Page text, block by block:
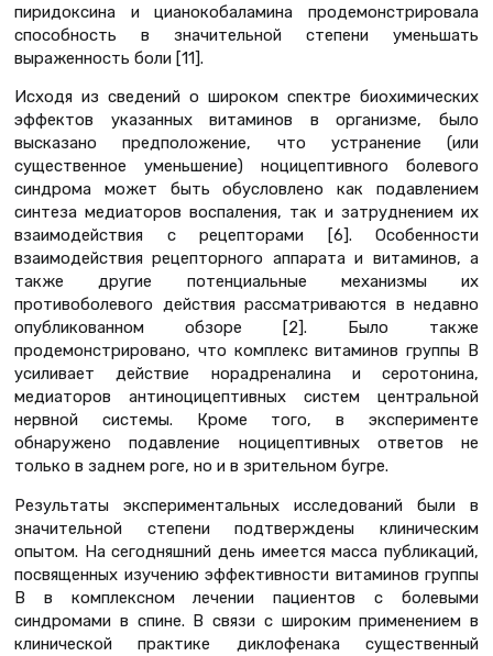
пиридоксина и цианокобаламина продемонстрировала
способность в значительной степени уменьшать
выраженность боли [11].
Исходя из сведений о широком спектре биохимических
эффектов указанных витаминов в организме, было
высказано предположение, что устранение (или
существенное уменьшение) ноцицептивного болевого
синдрома может быть обусловлено как подавлением
синтеза медиаторов воспаления, так и затруднением их
взаимодействия с рецепторами [6]. Особенности
взаимодействия рецепторного аппарата и витаминов, а
также другие потенциальные механизмы их
противоболевого действия рассматриваются в недавно
опубликованном обзоре [2]. Было также
продемонстрировано, что комплекс витаминов группы В
усиливает действие норадреналина и серотонина,
медиаторов антиноцицептивных систем центральной
нервной системы. Кроме того, в эксперименте
обнаружено подавление ноцицептивных ответов не
только в заднем роге, но и в зрительном бугре.
Результаты экспериментальных исследований были в
значительной степени подтверждены клиническим
опытом. На сегодняшний день имеется масса публикаций,
посвященных изучению эффективности витаминов группы
В в комплексном лечении пациентов с болевыми
синдромами в спине. В связи с широким применением в
клинической практике диклофенака существенный